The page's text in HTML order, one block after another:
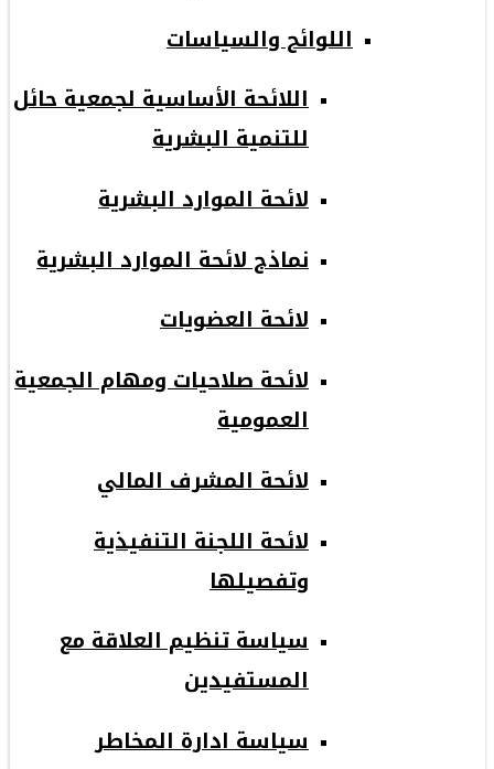
اللوائح والسياسات
اللائحة الأساسية لجمعية حائل
للتنمية البشرية
لائحة الموارد البشرية
نماذج لائحة الموارد البشرية
لائحة العضويات
لائحة صلاحيات ومهام الجمعية
العمومية
لائحة المشرف المالي
لائحة اللجنة التنفيذية
وتفصيلها
سياسة تنظيم العلاقة مع
المستفيدين
سياسة ادارة المخاطر